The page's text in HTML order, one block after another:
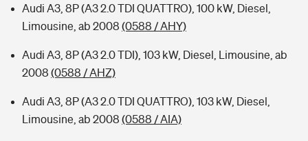
Audi A3, 8P (A3 2.0 TDI QUATTRO), 100 kW, Diesel,
Limousine, ab 2008 (0588 / AHY)
Audi A3, 8P (A3 2.0 TDI), 103 kW, Diesel, Limousine, ab
2008 (0588 / AHZ)
Audi A3, 8P (A3 2.0 TDI QUATTRO), 103 kW, Diesel,
Limousine, ab 2008 (0588 / AIA)